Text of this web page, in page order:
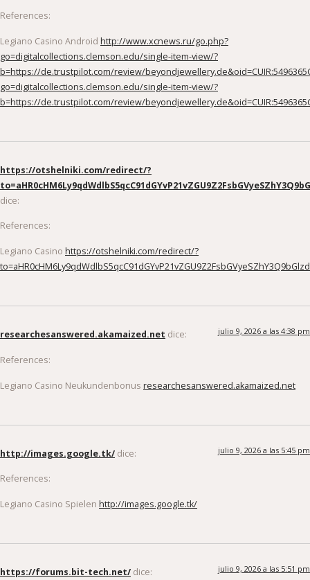
References:
Legiano Casino Android http://www.xcnews.ru/go.php?
go=digitalcollections.clemson.edu/single-item-view/?
b=https://de.trustpilot.com/review/
go=digitalcollections.clemson.edu/single-item-view/?
b=https://de.trustpilot.com/review/
https://otshelniki.com/redirect/?
dice:
References:
Legiano Casino https://otshelniki.com/redirect/?
researchesanswered.akamaized.net dice: julio 9, 2026 a las 4:38 pm
References:
Legiano Casino Neukundenbonus researchesanswered.akamaized.net
http://images.google.tk/ dice: julio 9, 2026 a las 5:45 pm
References:
Legiano Casino Spielen http://images.google.tk/
https://forums.bit-tech.net/ dice: julio 9, 2026 a las 5:51 pm